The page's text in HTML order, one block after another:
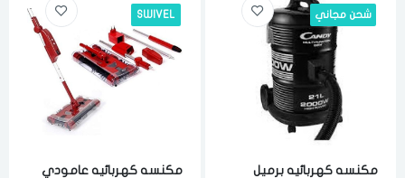
شحن مجاني
مكنسه كهربائيه برميل
SWIVEL
مكنسه كهربائيه عامودي